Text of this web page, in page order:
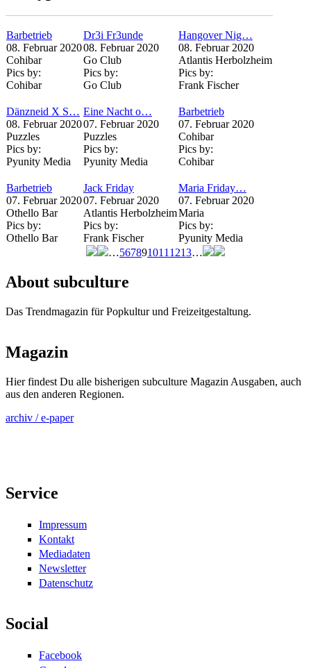
Barbetrieb
08. Februar 2020
Cohibar
Pics by:
Cohibar
Dr3i Fr3unde
08. Februar 2020
Go Club
Pics by:
Go Club
Hangover Nig…
08. Februar 2020
Atlantis Herbolzheim
Pics by:
Frank Fischer
Dänzneid X S…
08. Februar 2020
Puzzles
Pics by:
Pyunity Media
Eine Nacht o…
07. Februar 2020
Puzzles
Pics by:
Pyunity Media
Barbetrieb
07. Februar 2020
Cohibar
Pics by:
Cohibar
Barbetrieb
07. Februar 2020
Othello Bar
Pics by:
Othello Bar
Jack Friday
07. Februar 2020
Atlantis Herbolzheim
Pics by:
Frank Fischer
Maria Friday…
07. Februar 2020
Maria
Pics by:
Pyunity Media
…567891011 1213…
About subculture
Das Trendmagazin für Popkultur und Freizeitgestaltung.
Magazin
Hier findest Du alle bisherigen subculture Magazin Ausgaben, auch
aus den anderen Regionen.
archiv / e-paper
Service
Impressum
Kontakt
Mediadaten
Newsletter
Datenschutz
Social
Facebook